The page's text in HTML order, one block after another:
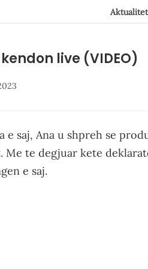
Aktualitet
live (VIDEO)
e saj, Ana u shpreh se
Me te degjuar kete
e saj.